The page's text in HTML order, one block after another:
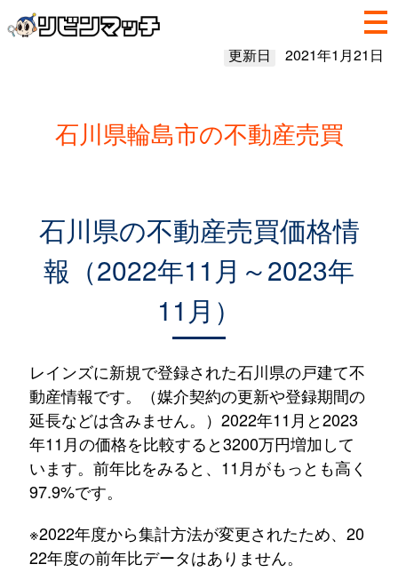
更新日 2021年1月21日
石川県輪島市の不動産売買
石川県の不動産売買価格情
報（2022年11月～2023年
11月）
レインズに新規で登録された石川県の戸建て不
動産情報です。（媒介契約の更新や登録期間の
延長などは含みません。）2022年11月と2023
年11月の価格を比較すると3200万円増加して
います。前年比をみると、11月がもっとも高く
97.9%です。
※2022年度から集計方法が変更されたため、20
22年度の前年比データはありません。